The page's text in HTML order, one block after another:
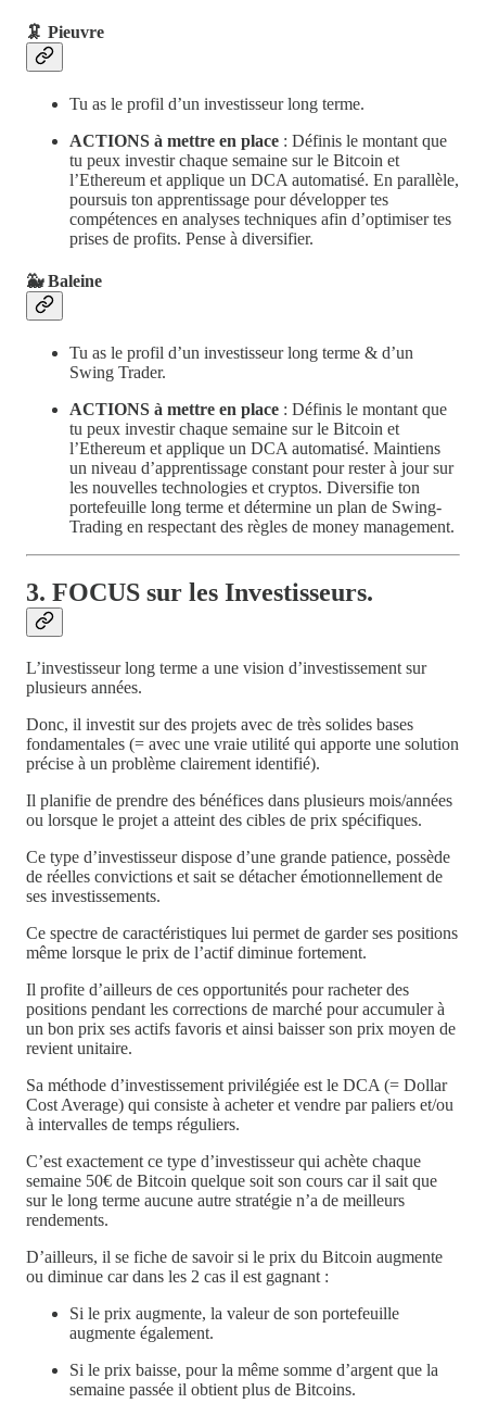
🦑 Pieuvre
Tu as le profil d’un investisseur long terme.
ACTIONS à mettre en place : Définis le montant que
tu peux investir chaque semaine sur le Bitcoin et
l’Ethereum et applique un DCA automatisé. En parallèle,
poursuis ton apprentissage pour développer tes
compétences en analyses techniques afin d’optimiser tes
prises de profits. Pense à diversifier.
🐳 Baleine
Tu as le profil d’un investisseur long terme & d’un
Swing Trader.
ACTIONS à mettre en place : Définis le montant que
tu peux investir chaque semaine sur le Bitcoin et
l’Ethereum et applique un DCA automatisé. Maintiens
un niveau d’apprentissage constant pour rester à jour sur
les nouvelles technologies et cryptos. Diversifie ton
portefeuille long terme et détermine un plan de Swing-
Trading en respectant des règles de money management.
3. FOCUS sur les Investisseurs.
L’investisseur long terme a une vision d’investissement sur
plusieurs années.
Donc, il investit sur des projets avec de très solides bases
fondamentales (= avec une vraie utilité qui apporte une solution
précise à un problème clairement identifié).
Il planifie de prendre des bénéfices dans plusieurs mois/années
ou lorsque le projet a atteint des cibles de prix spécifiques.
Ce type d’investisseur dispose d’une grande patience, possède
de réelles convictions et sait se détacher émotionnellement de
ses investissements.
Ce spectre de caractéristiques lui permet de garder ses positions
même lorsque le prix de l’actif diminue fortement.
Il profite d’ailleurs de ces opportunités pour racheter des
positions pendant les corrections de marché pour accumuler à
un bon prix ses actifs favoris et ainsi baisser son prix moyen de
revient unitaire.
Sa méthode d’investissement privilégiée est le DCA (= Dollar
Cost Average) qui consiste à acheter et vendre par paliers et/ou
à intervalles de temps réguliers.
C’est exactement ce type d’investisseur qui achète chaque
semaine 50€ de Bitcoin quelque soit son cours car il sait que
sur le long terme aucune autre stratégie n’a de meilleurs
rendements.
D’ailleurs, il se fiche de savoir si le prix du Bitcoin augmente
ou diminue car dans les 2 cas il est gagnant :
Si le prix augmente, la valeur de son portefeuille
augmente également.
Si le prix baisse, pour la même somme d’argent que la
semaine passée il obtient plus de Bitcoins.